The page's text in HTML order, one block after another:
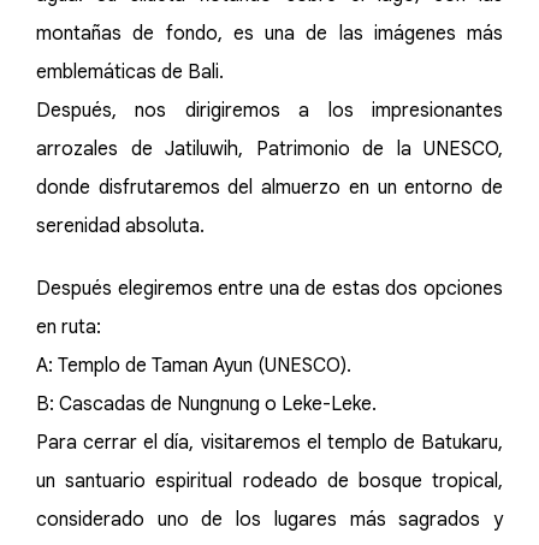
montañas de fondo, es una de las imágenes más
emblemáticas de Bali.
Después, nos dirigiremos a los impresionantes
arrozales de Jatiluwih, Patrimonio de la UNESCO,
donde disfrutaremos del almuerzo en un entorno de
serenidad absoluta.
Después elegiremos entre una de estas dos opciones
en ruta:
A: Templo de Taman Ayun (UNESCO).
B: Cascadas de Nungnung o Leke-Leke.
Para cerrar el día, visitaremos el templo de Batukaru,
un santuario espiritual rodeado de bosque tropical,
considerado uno de los lugares más sagrados y